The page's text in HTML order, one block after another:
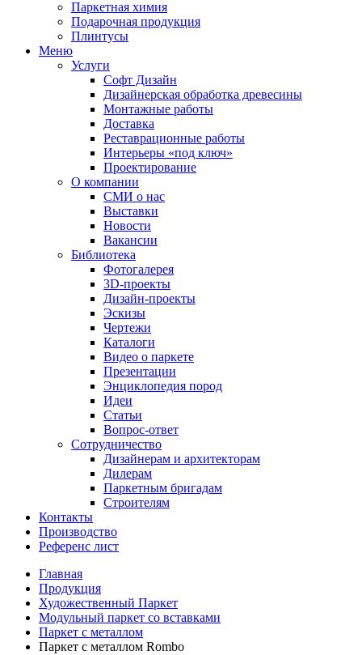
Паркетная химия
Подарочная продукция
Плинтусы
Меню
Услуги
Софт Дизайн
Дизайнерская обработка древесины
Монтажные работы
Доставка
Реставрационные работы
Интерьеры «под ключ»
Проектирование
О компании
СМИ о нас
Выставки
Новости
Вакансии
Библиотека
Фотогалерея
3D-проекты
Дизайн-проекты
Эскизы
Чертежи
Каталоги
Видео о паркете
Презентации
Энциклопедия пород
Идеи
Статьи
Вопрос-ответ
Сотрудничество
Дизайнерам и архитекторам
Дилерам
Паркетным бригадам
Строителям
Контакты
Производство
Референс лист
Главная
Продукция
Художественный Паркет
Модульный паркет со вставками
Паркет с металлом
Паркет с металлом Rombo